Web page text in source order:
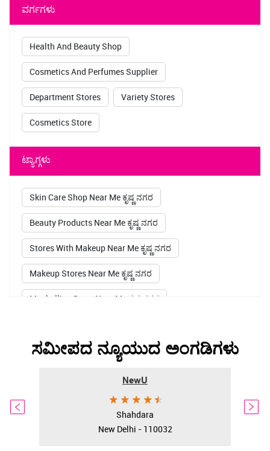
ವರ್ಗಗಳು
Health And Beauty Shop
Cosmetics And Perfumes Supplier
Department Stores Variety Stores
Cosmetics Store
ಟ್ಯಾಗ್ಗಳು
Skin Care Shop Near Me ಕೃಷ್ಣ ನಗರ
Beauty Products Near Me ಕೃಷ್ಣ ನಗರ
Stores With Makeup Near Me ಕೃಷ್ಣ ನಗರ
Makeup Stores Near Me ಕೃಷ್ಣ ನಗರ
Maybelline Store Near Me ಕೃಷ್ಣ ನಗರ
Smudge Proof Kajalಕೃಷ್ಣ ನಗರ
NewU Store near meಕೃಷ್ಣ ನಗರ
Smudge Proof Kajal ಕೃಷ್ಣ ನಗರ
Maybelline Lipstickಕೃಷ್ಣ ನಗರ
ಸಮೀಪದ ನ್ಯೂಯುದ ಅಂಗಡಿಗಳು
NewU
Shahdara
New Delhi - 110032